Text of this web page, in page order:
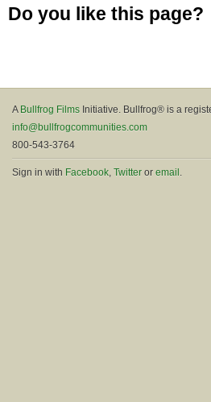
Do you like this page?
A Bullfrog Films Initiative. Bullfrog® is a
info@bullfrogcommunities.com
800-543-3764
Sign in with Facebook, Twitter or email .